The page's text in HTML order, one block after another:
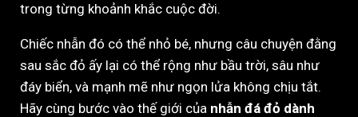
trong từng khoảnh khắc cuộc đời.
Chiếc nhẫn đó có thể nhỏ bé, nhưng câu chuyện đằng
sau sắc đỏ ấy lại có thể rộng như bầu trời, sâu như
đáy biển, và mạnh mẽ như ngọn lửa không chịu tắt.
Hãy cùng bước vào thế giới của nhẫn đá đỏ dành